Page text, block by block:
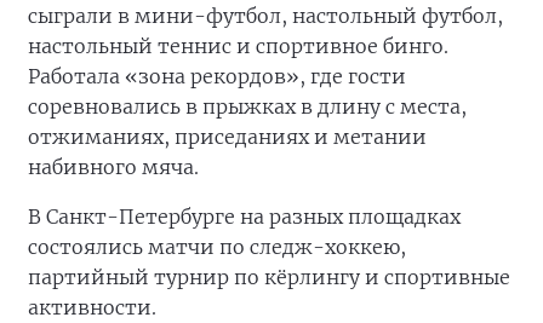
сыграли в мини-футбол, настольный футбол,
настольный теннис и спортивное бинго.
Работала «зона рекордов», где гости
соревновались в прыжках в длину с места,
отжиманиях, приседаниях и метании
набивного мяча.
В Санкт-Петербурге на разных площадках
состоялись матчи по следж-хоккею,
партийный турнир по кёрлингу и спортивные
активности.